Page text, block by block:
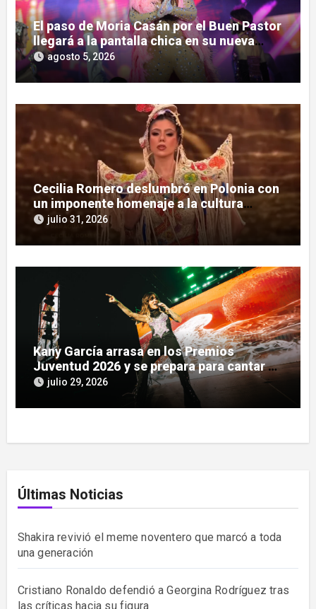
El paso de Moria Casán por el Buen Pastor
llegará a la pantalla chica en su nueva
serie documental
agosto 5, 2026
Cecilia Romero deslumbró en Polonia con
un imponente homenaje a la cultura
guaraní
julio 31, 2026
Kany García arrasa en los Premios
Juventud 2026 y se prepara para cantar en
Asunción
julio 29, 2026
Últimas Noticias
Shakira revivió el meme noventero que marcó a toda
una generación
Cristiano Ronaldo defendió a Georgina Rodríguez tras
las críticas hacia su figura